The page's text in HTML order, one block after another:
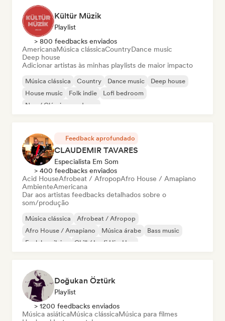
Kültür Müzik
Playlist
> 800 feedbacks enviados
AmericanaMúsica clássicaCountryDance music
Deep house
Adicionar artistas às minhas playlists de maior impacto
Música clássica Country Dance music
Deep house
House music
Folk indie
Lofi bedroom
Neo / Clássico moderno
Feedback aprofundado
CLAUDEMIR TAVARES
Especialista Em Som
> 400 feedbacks enviados
Acid HouseAfrobeat / AfropopAfro House / Amapiano
AmbienteAmericana
Dar aos artistas feedbacks detalhados sobre o
som/produção
Música clássica
Afrobeat / Afropop
Afro House / Amapiano
Música árabe
Bass music
Funk brasileiro
Chill / Lo-fi Hip-Hop
Doğukan Öztürk
Playlist
> 1200 feedbacks enviados
Música asiáticaMúsica clássicaMúsica para filmes